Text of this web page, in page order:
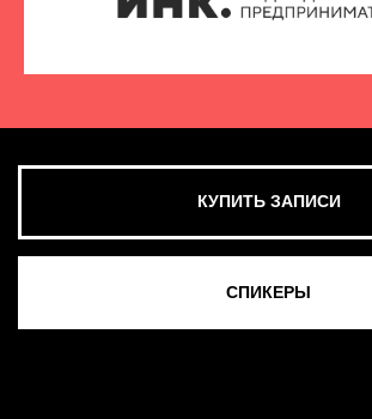
СМОТРЕТЬ ВСЕ ФОТО